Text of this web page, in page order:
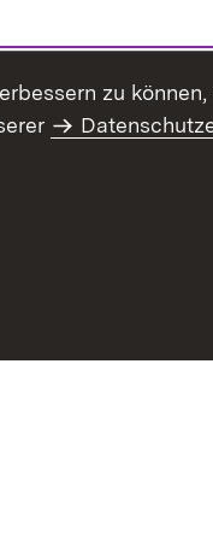
zu